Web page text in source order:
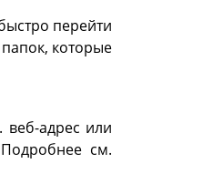
перейти
которые
веб-адрес или
см.